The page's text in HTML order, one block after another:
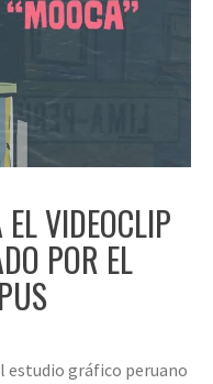
VIDEOCLIP
POR EL
estudio gráfico peruano